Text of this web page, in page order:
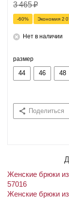
3 465₽
-60% Экономия 2
Нет в наличии
размер
44 46 48
Поделиться
Женские брюки
57016
Женские брюки